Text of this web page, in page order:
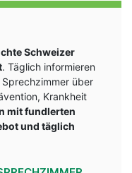
Schweizer
. Täglich informieren
über
Krankheit
mit fundlerten
und täglich